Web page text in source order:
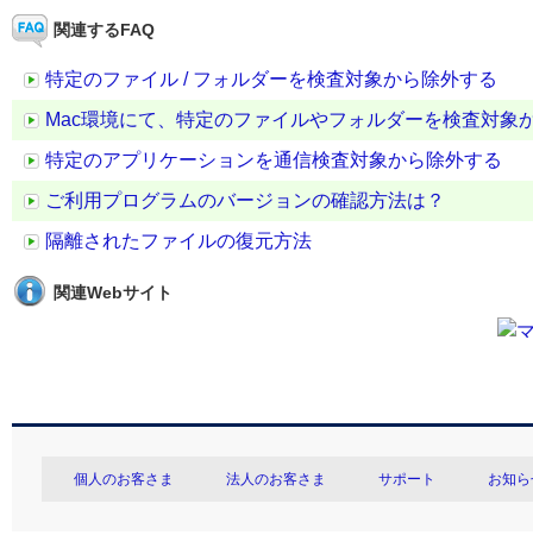
関連するFAQ
特定のファイル / フォルダーを検査対象から除外する
Mac環境にて、特定のファイルやフォルダーを検査対象
特定のアプリケーションを通信検査対象から除外する
ご利用プログラムのバージョンの確認方法は？
隔離されたファイルの復元方法
関連Webサイト
個人のお客さま 法人のお客さま サポート お知